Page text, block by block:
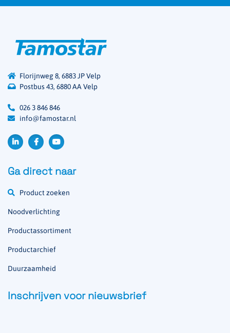
Florijnweg 8, 6883 JP Velp
Postbus 43, 6880 AA Velp
026 3 846 846
info@famostar.nl
Ga direct naar
Product zoeken
Noodverlichting
Productassortiment
Productarchief
Duurzaamheid
Inschrijven voor nieuwsbrief